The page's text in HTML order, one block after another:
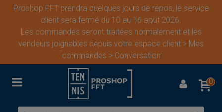
Proshop FFT prendra quelques jours de repos, le service
client sera fermé du 10 au 16 août 2026.
Les commandes seront traitées normalement et les
vendeurs joignables depuis votre espace client > Mes
commandes > Conversation
0